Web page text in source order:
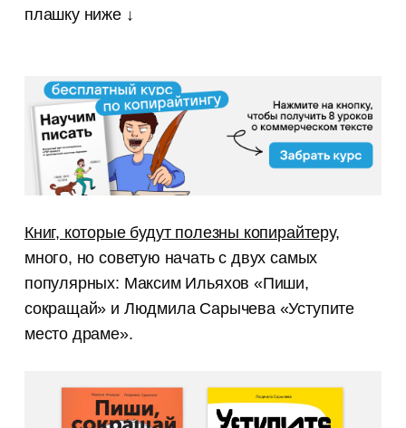
плашку ниже ↓
Книг, которые будут полезны копирайтеру,
много, но советую начать с двух самых
популярных: Максим Ильяхов «Пиши,
сокращай» и Людмила Сарычева «Уступите
место драме».